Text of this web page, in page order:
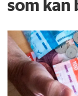
som kan